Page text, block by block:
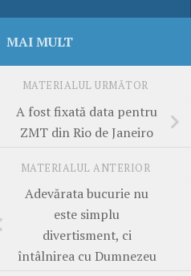
MAI MULT
MATERIALUL URMĂTOR
A fost fixată data pentru
ZMT din Rio de Janeiro
MATERIALUL ANTERIOR
Adevărata bucurie nu
este simplu
divertisment, ci
întâlnirea cu Dumnezeu